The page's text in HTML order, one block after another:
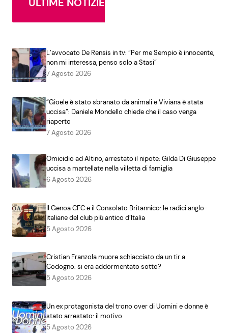
ULTIME NOTIZIE
L’avvocato De Rensis in tv: “Per me Sempio è innocente,
non mi interessa, penso solo a Stasi”
7 Agosto 2026
“Gioele è stato sbranato da animali e Viviana è stata
uccisa”: Daniele Mondello chiede che il caso venga
riaperto
7 Agosto 2026
Omicidio ad Altino, arrestato il nipote: Gilda Di Giuseppe
uccisa a martellate nella villetta di famiglia
6 Agosto 2026
Il Genoa CFC e il Consolato Britannico: le radici anglo-
italiane del club più antico d’Italia
5 Agosto 2026
Cristian Franzola muore schiacciato da un tir a
Codogno: si era addormentato sotto?
5 Agosto 2026
Un ex protagonista del trono over di Uomini e donne è
stato arrestato: il motivo
5 Agosto 2026